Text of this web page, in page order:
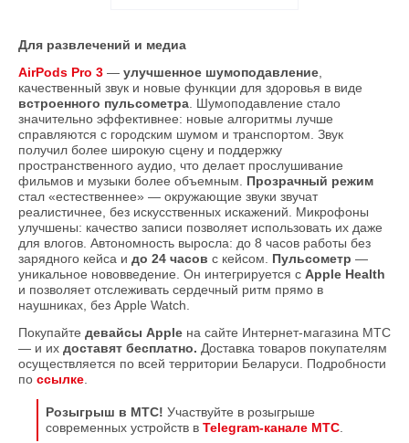
Для развлечений и медиа
AirPods Pro 3 — улучшенное шумоподавление
качественный звук и новые функции для здоровья в виде
встроенного пульсометра . Шумоподавление стало
значительно эффективнее: новые алгоритмы лучше
справляются с городским шумом и транспортом. Звук
получил более широкую сцену и поддержку
пространственного аудио, что делает прослушивание
фильмов и музыки более объемным.
Прозрачный режим
стал «естественнее» — окружающие звуки звучат
реалистичнее, без искусственных искажений. Микрофоны
улучшены: качество записи позволяет использовать их даже
для влогов. Автономность выросла: до 8 часов работы без
зарядного кейса и до 24 часов с кейсом. Пульсометр —
уникальное нововведение. Он интегрируется с Apple Health
и позволяет отслеживать сердечный ритм прямо в
наушниках, без Apple Watch.
Покупайте девайсы Apple на сайте Интернет-магазина МТС
— и их доставят бесплатно. Доставка товаров покупателям
осуществляется по всей территории Беларуси. Подробности
по ссылке
Розыгрыш в МТС! Участвуйте в розыгрыше
современных устройств в Telegram-канале МТС